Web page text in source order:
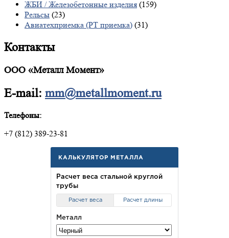
ЖБИ / Железобетонные изделия (159)
Рельсы (23)
Авиатехприемка (РТ приемка) (31)
Контакты
ООО «Металл Момент»
E-mail: mm@metallmoment.ru
Телефоны:
+7 (812) 389-23-81